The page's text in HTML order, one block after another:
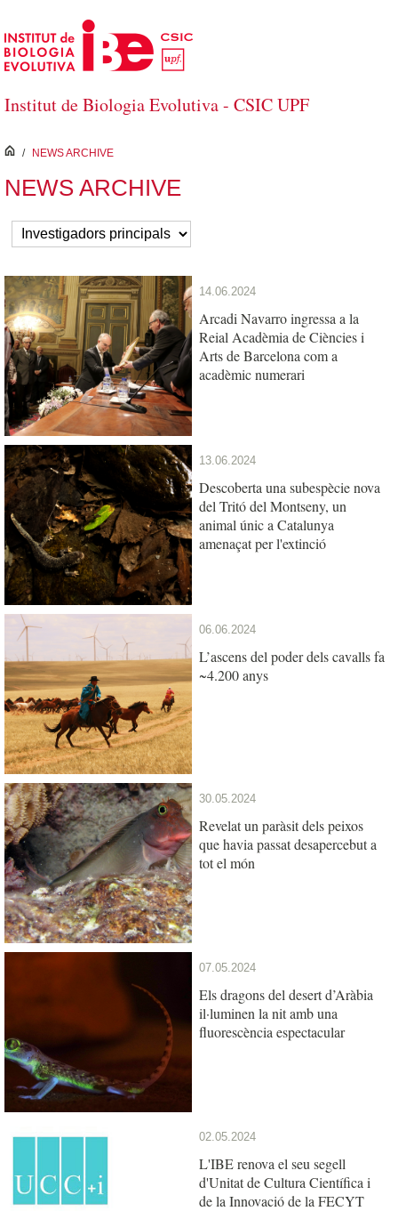
Salta al contingut principal
Institut de Biologia Evolutiva - CSIC UPF
inici
/ NEWS ARCHIVE
NEWS ARCHIVE
14.06.2024
Arcadi Navarro ingressa a la
Reial Acadèmia de Ciències i
Arts de Barcelona com a
acadèmic numerari
13.06.2024
Descoberta una subespècie nova
del Tritó del Montseny, un
animal únic a Catalunya
amenaçat per l'extinció
06.06.2024
L’ascens del poder dels cavalls fa
~4.200 anys
30.05.2024
Revelat un paràsit dels peixos
que havia passat desapercebut a
tot el món
07.05.2024
Els dragons del desert d’Aràbia
il·luminen la nit amb una
fluorescència espectacular
02.05.2024
L'IBE renova el seu segell
d'Unitat de Cultura Científica i
de la Innovació de la FECYT